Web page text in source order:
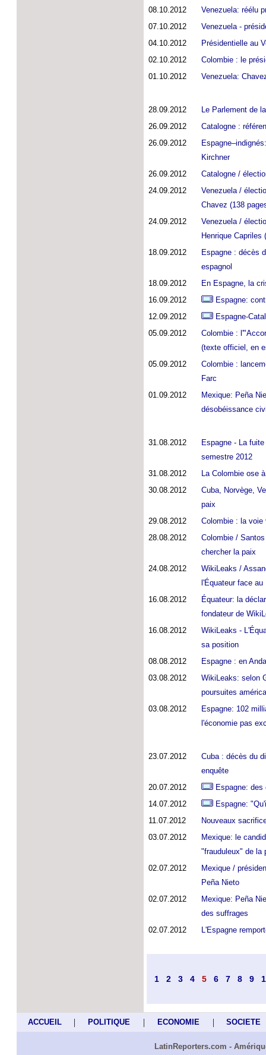
08.10.2012
Venezuela: réélu
07.10.2012
Venezuela -
04.10.2012
Présidentielle au
02.10.2012
Colombie : le
01.10.2012
Venezuela:
28.09.2012
Le Parlement de
26.09.2012
Catalogne :
26.09.2012
Kirchner
26.09.2012
Catalogne /
24.09.2012
Venezuela /
Chavez (138
24.09.2012
Venezuela /
Henrique Capriles
18.09.2012
Espagne : décès
espagnol
18.09.2012
En Espagne, la
16.09.2012
Espagne:
12.09.2012
Espagne-
05.09.2012
Colombie :
(texte officiel, en
05.09.2012
Colombie :
Farc
01.09.2012
Mexique: Peña
désobéissance
31.08.2012
Espagne - La
semestre 2012
31.08.2012
La Colombie ose
30.08.2012
Cuba, Norvège,
paix
29.08.2012
Colombie : la
28.08.2012
Colombie /
chercher la paix
24.08.2012
WikiLeaks /
l'Équateur face au
16.08.2012
Équateur: la
fondateur de
16.08.2012
WikiLeaks -
sa position
08.08.2012
Espagne : en
03.08.2012
WikiLeaks: selon
poursuites
03.08.2012
Espagne: 102
l'économie pas
23.07.2012
Cuba : décès du
enquête
20.07.2012
Espagne: des
14.07.2012
Espagne:
11.07.2012
Nouveaux
03.07.2012
Mexique: le
"frauduleux" de la
02.07.2012
Mexique /
Peña Nieto
02.07.2012
Mexique: Peña
des suffrages
02.07.2012
L'Espagne
1 2 3 4 5 6 7 8 9
ACCUEIL | POLITIQUE | ECONOMIE | SOCIETE
LatinReporters.com -